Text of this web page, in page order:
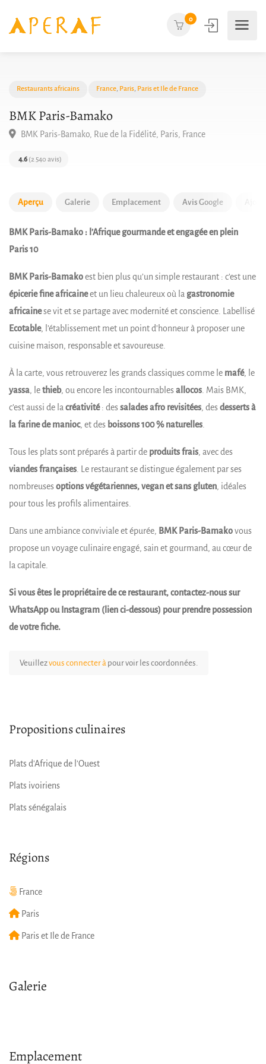
0
BMK Paris-Bamako
Aperçu Galerie Emplacement Avis Google
BMK Paris-Bamako : l’Afrique gourmande et engagée en plein
Paris 10
BMK Paris-Bamakoest bien plus qu’un simple restaurant : c’est une
épicerie fine africaineet un lieu chaleureux où la gastronomie
africainese vit et se partage avec modernité et conscience. Labellisé
Ecotable, l’établissement met un point d’honneur à proposer une
cuisine maison, responsable et savoureuse.
À la carte, vous retrouverez les grands classiques comme le mafé, le
yassa , lethieb, ou encore les incontournablesallocos . Mais BMK,
c’est aussi de la créativité: dessalades afro revisitées , desdesserts à
la farine de manioc, et des boissons 100 % naturelles
Tous les plats sont préparés à partir de produits frais , avec des
viandes françaises . Le restaurant se distingue également par ses
nombreusesoptions végétariennes, vegan et sans gluten , idéales
pour tous les profils alimentaires.
Dans une ambiance conviviale et épurée, BMK Paris-Bamakovous
propose un voyage culinaire engagé, sain et gourmand, au cœur de
la capitale.
Si vous êtes le propriétaire de ce restaurant, contactez-nous sur
WhatsApp ou Instagram (lien ci-dessous) pour prendre possession
de votre fiche.
Veuillezvous connecter à pour voir les coordonnées.
Propositions culinaires
Plats d'Afrique de l'Ouest
Plats ivoiriens
Plats sénégalais
Régions
France
Paris
Paris et Ile de France
Galerie
Emplacement